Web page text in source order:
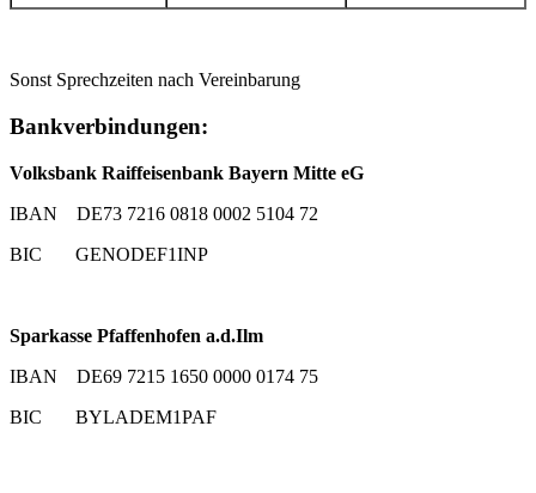
Sonst Sprechzeiten nach Vereinbarung
Bankverbindungen:
Volksbank Raiffeisenbank Bayern Mitte eG
IBAN DE73 7216 0818 0002 5104 72
BIC GENODEF1INP
Sparkasse Pfaffenhofen a.d.Ilm
IBAN DE69 7215 1650 0000 0174 75
BIC BYLADEM1PAF